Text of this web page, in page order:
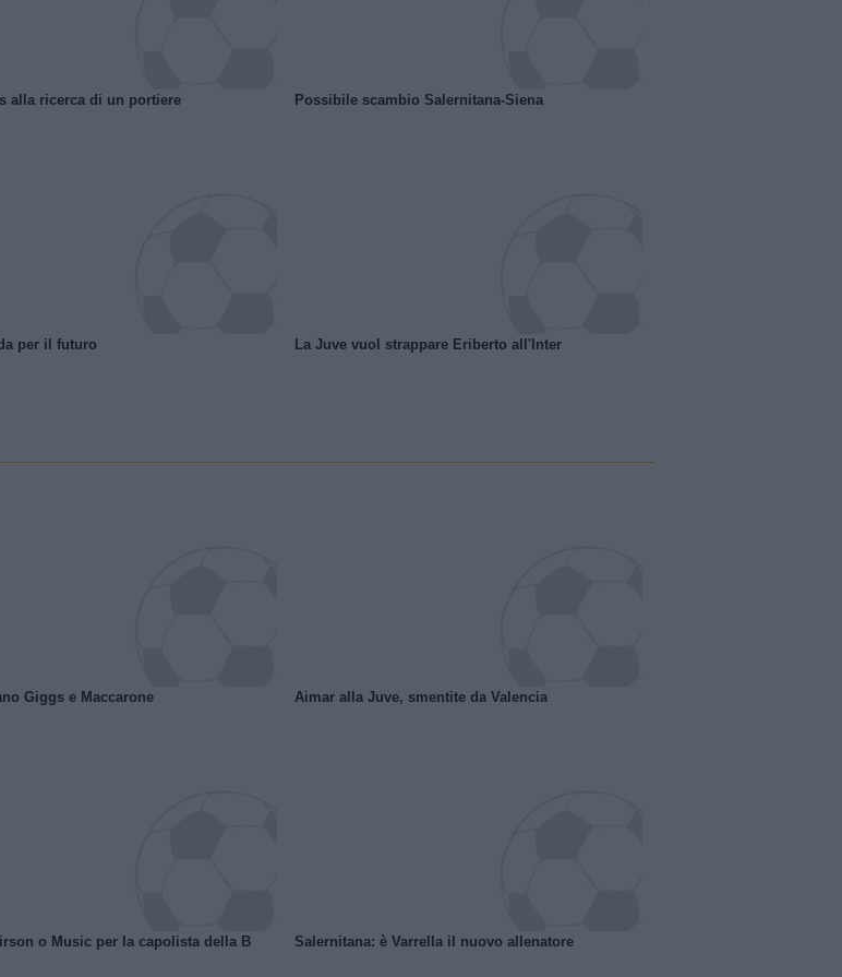
alla ricerca di un portiere Possibile scambio Salernitana-Siena
per il futuro La Juve vuol strappare Eriberto all'Inter
Giggs e Maccarone Aimar alla Juve, smentite da Valencia
o Music per la capolista della B Salernitana: è Varrella il nuovo allenatore